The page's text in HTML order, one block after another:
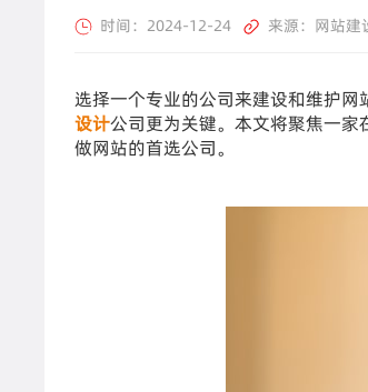
时间：2024-12-24 来源：网站建
选择一个专业的公司来建设和维护
设计公司更为关键。本文将聚焦一
做网站的首选公司。